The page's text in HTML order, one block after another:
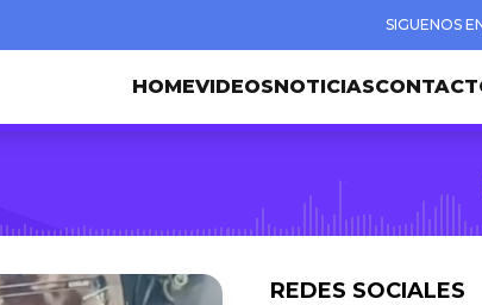
HOMEVIDEOSNOTICIAS
REDES SOCIALES